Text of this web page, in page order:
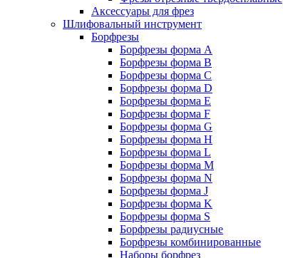
Аксессуары для фрез
Шлифовальный инструмент
Борфрезы
Борфрезы форма A
Борфрезы форма B
Борфрезы форма C
Борфрезы форма D
Борфрезы форма E
Борфрезы форма F
Борфрезы форма G
Борфрезы форма H
Борфрезы форма L
Борфрезы форма M
Борфрезы форма N
Борфрезы форма J
Борфрезы форма K
Борфрезы форма S
Борфрезы радиусные
Борфрезы комбинированные
Наборы борфрез